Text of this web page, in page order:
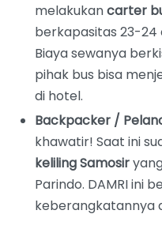
melakukancarter
berkapasitas 23-24
Biaya sewanya
pihak bus bisa
di hotel.
Backpacker /
khawatir! Saat ini
keliling Samosir
Parindo. DAMRI ini
keberangkatannya